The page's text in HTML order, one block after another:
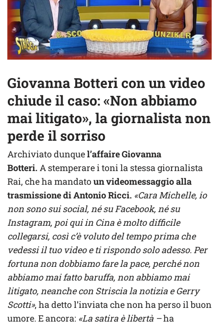
Giovanna Botteri con un video
chiude il caso: «Non abbiamo
mai litigato», la giornalista non
perde il sorriso
Archiviato dunquel’affaire Giovanna
Botteri. A stemperare i toni la stessa giornalista
Rai, che ha mandatoun videomessaggio alla
trasmissione di Antonio Ricci. «Cara Michelle, io
non sono sui social, né su Facebook, né su
Instagram, poi qui in Cina è molto difficile
collegarsi, così c’è voluto del tempo prima che
vedessi il tuo video e ti rispondo solo adesso. Per
fortuna non dobbiamo fare la pace, perché non
abbiamo mai fatto baruffa, non abbiamo mai
litigato, neanche con Striscia la notizia e Gerry
Scotti», ha detto l’inviata che non ha perso il buon
umore. E ancora: «La satira è libertà –ha